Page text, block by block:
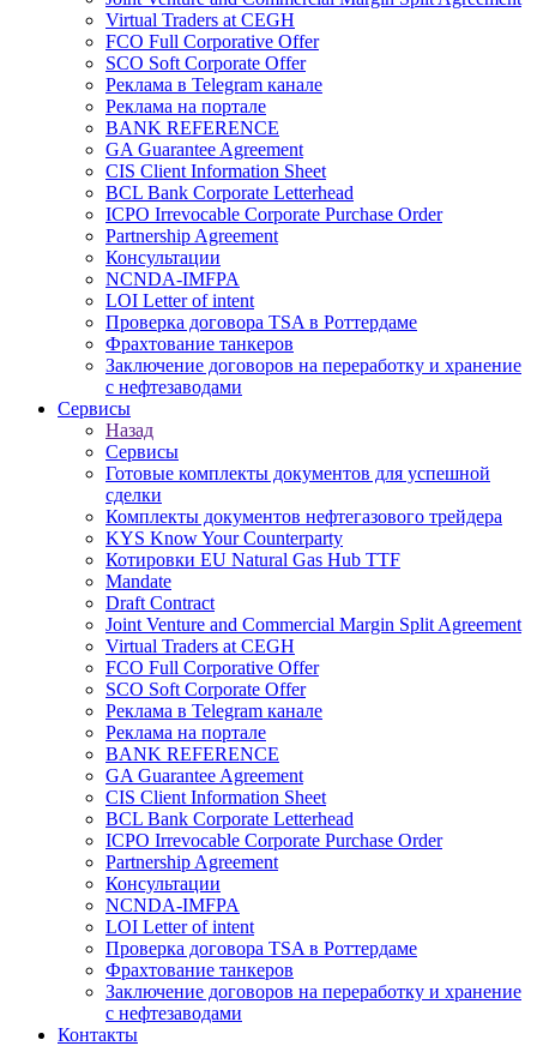
Virtual Traders at CEGH
FCO Full Corporative Offer
SCO Soft Corporate Offer
Реклама в Telegram канале
Реклама на портале
BANK REFERENCE
GA Guarantee Agreement
CIS Client Information Sheet
BCL Bank Corporate Letterhead
ICPO Irrevocable Corporate Purchase Order
Partnership Agreement
Консультации
NCNDA-IMFPA
LOI Letter of intent
Проверка договора TSA в Роттердаме
Фрахтование танкеров
Заключение договоров на переработку и хранение
с нефтезаводами
Сервисы
Назад
Сервисы
Готовые комплекты документов для успешной
сделки
Комплекты документов нефтегазового трейдера
KYS Know Your Counterparty
Котировки EU Natural Gas Hub TTF
Mandate
Draft Contract
Joint Venture and Commercial Margin Split Agreement
Virtual Traders at CEGH
FCO Full Corporative Offer
SCO Soft Corporate Offer
Реклама в Telegram канале
Реклама на портале
BANK REFERENCE
GA Guarantee Agreement
CIS Client Information Sheet
BCL Bank Corporate Letterhead
ICPO Irrevocable Corporate Purchase Order
Partnership Agreement
Консультации
NCNDA-IMFPA
LOI Letter of intent
Проверка договора TSA в Роттердаме
Фрахтование танкеров
Заключение договоров на переработку и хранение
с нефтезаводами
Контакты